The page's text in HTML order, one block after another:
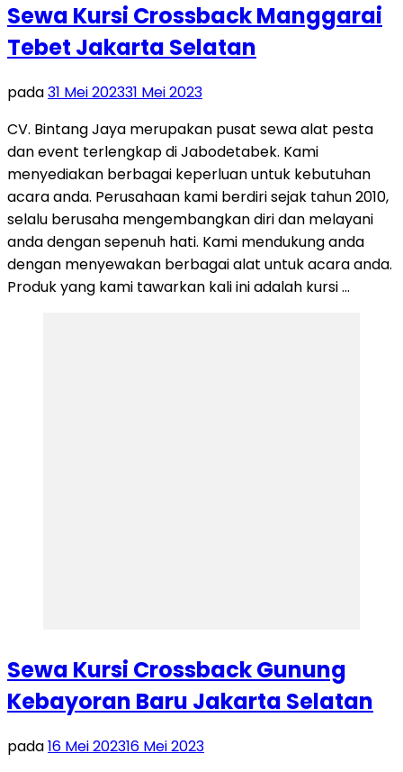
Sewa Kursi Crossback Manggarai
Tebet Jakarta Selatan
pada31 Mei 202331 Mei 2023
CV. Bintang Jaya merupakan pusat sewa alat pesta
dan event terlengkap di Jabodetabek. Kami
menyediakan berbagai keperluan untuk kebutuhan
acara anda. Perusahaan kami berdiri sejak tahun 2010,
selalu berusaha mengembangkan diri dan melayani
anda dengan sepenuh hati. Kami mendukung anda
dengan menyewakan berbagai alat untuk acara anda.
Produk yang kami tawarkan kali ini adalah kursi …
Sewa Kursi Crossback Gunung
Kebayoran Baru Jakarta Selatan
pada16 Mei 202316 Mei 2023